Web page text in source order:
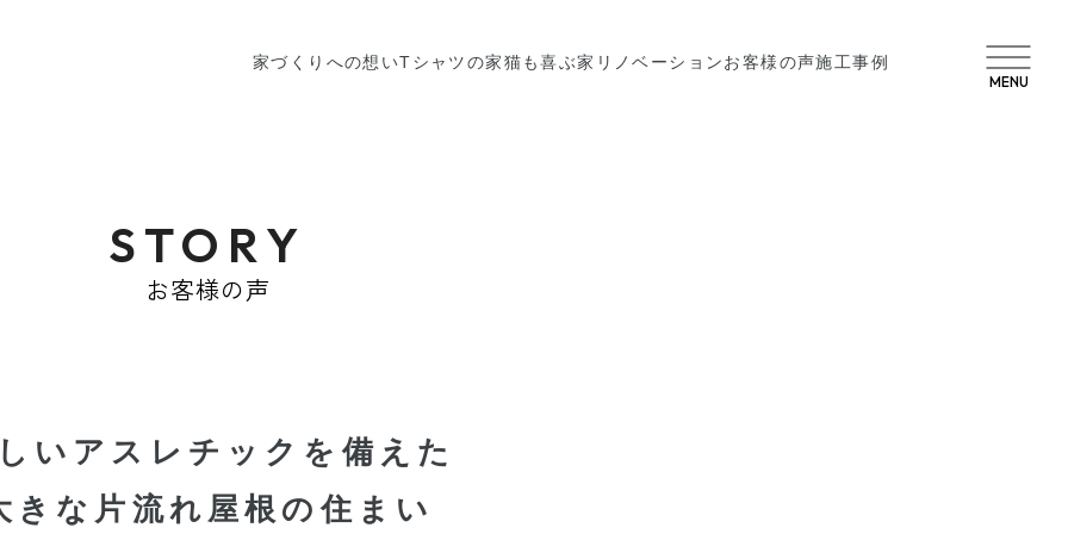
家づくりへの想いTシャツの家猫も喜ぶ家 リノベーションお客様の声施工事例
MENU
STORY
お客様の声
いアスレチックを備えた
きな片流れ屋根の住まい